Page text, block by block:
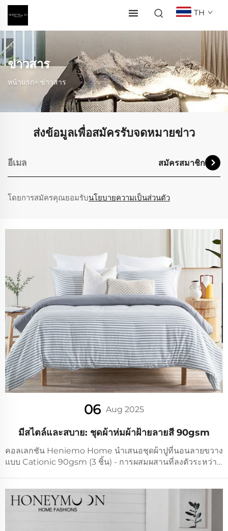
TH
ข่าวสาร
หน้าแรก> ข่าวสาร
ส่งข้อมูลเพื่อสมัครรับจดหมายข่าว
สมัครสมาชิก
โดยการสมัครคุณยอมรับนโยบายความเป็นส่วนตัว
06 Aug 2025
มีสไตล์และสบาย: ชุดผ้าห่มผ้าฝ้ายลายสี 90gsm
คอลเลกชัน Heniemo Home นำเสนอชุดผ้าปูที่นอนลายขวาง
แบบ Cationic 90gsm (3 ชิ้น) - การผสมผสานที่ลงตัวระหว่าง
เครื่องนอนนี้สร้างสรรค์...